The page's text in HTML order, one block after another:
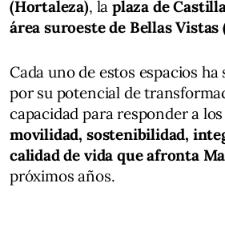
(Hortaleza), la plaza de
área suroeste de Bellas Vistas
Cada uno de estos espacios
por su potencial de
capacidad para responder a los
movilidad, sostenibilidad,
calidad de vida que afronta
próximos años.